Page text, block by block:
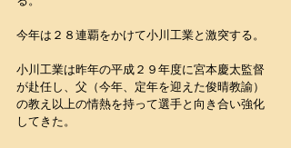
今年は２８連覇をかけて小川工業と激突する。
小川工業は昨年の平成２９年度に宮本慶太監督
が赴任し、父（今年、定年を迎えた俊晴教諭）
の教え以上の情熱を持って選手と向き合い強化
してきた。